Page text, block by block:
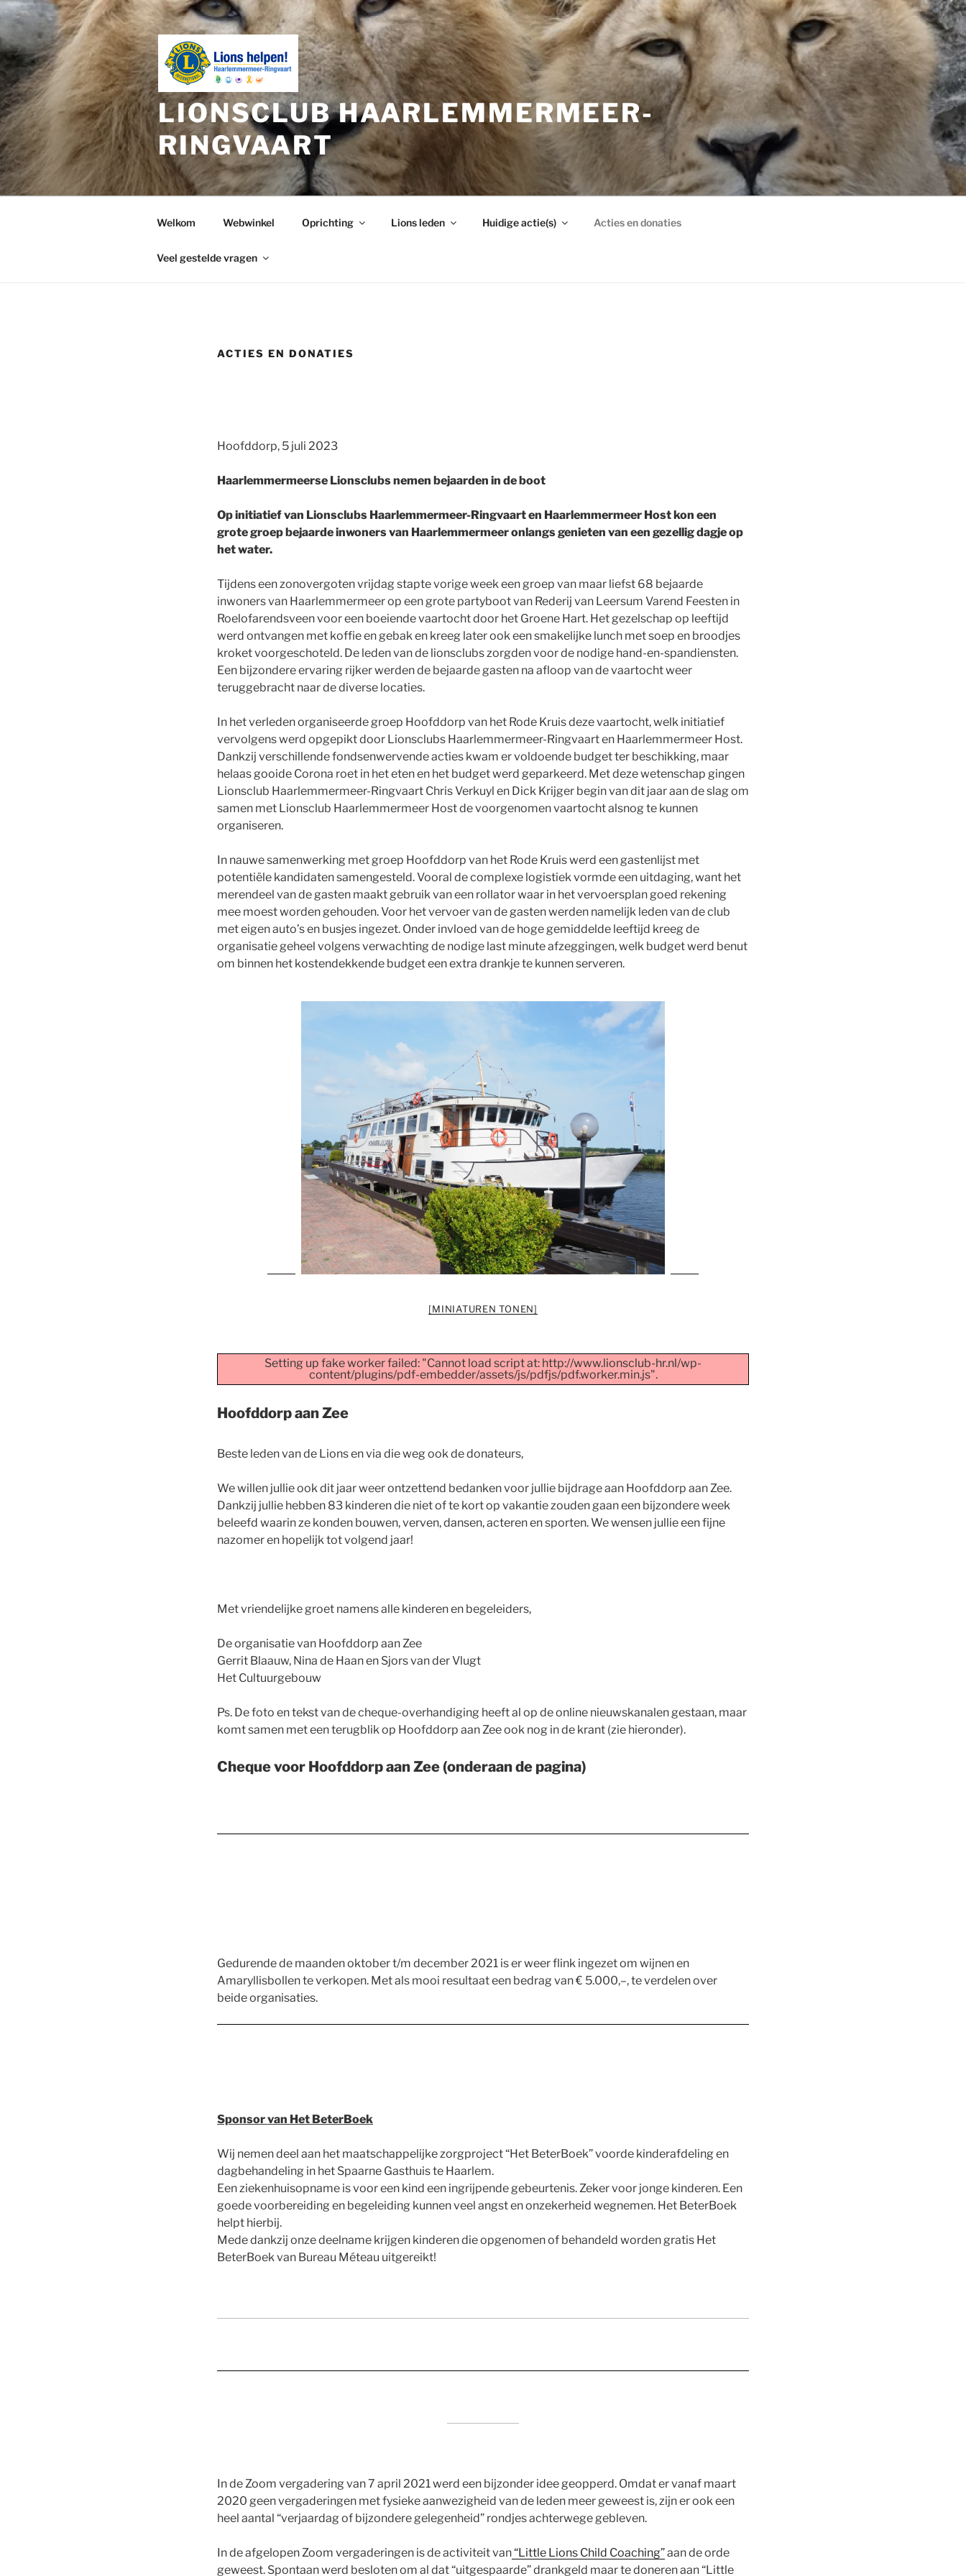
Ga
naar
de
inhoud
LIONSCLUB HAARLEMMERMEER-
RINGVAART
Welkom Webwinkel Oprichting Lions leden Huidige actie(s) Acties en donaties
Veel gestelde vragen
ACTIES EN DONATIES
Hoofddorp, 5 juli 2023
Haarlemmermeerse Lionsclubs nemen bejaarden in de boot
Op initiatief van Lionsclubs Haarlemmermeer-Ringvaart en Haarlemmermeer Host kon een
grote groep bejaarde inwoners van Haarlemmermeer onlangs genieten van een gezellig dagje op
het water.
Tijdens een zonovergoten vrijdag stapte vorige week een groep van maar liefst 68 bejaarde
inwoners van Haarlemmermeer op een grote partyboot van Rederij van Leersum Varend Feesten in
Roelofarendsveen voor een boeiende vaartocht door het Groene Hart. Het gezelschap op leeftijd
werd ontvangen met koffie en gebak en kreeg later ook een smakelijke lunch met soep en broodjes
kroket voorgeschoteld. De leden van de lionsclubs zorgden voor de nodige hand-en-spandiensten.
Een bijzondere ervaring rijker werden de bejaarde gasten na afloop van de vaartocht weer
teruggebracht naar de diverse locaties.
In het verleden organiseerde groep Hoofddorp van het Rode Kruis deze vaartocht, welk initiatief
vervolgens werd opgepikt door Lionsclubs Haarlemmermeer-Ringvaart en Haarlemmermeer Host.
Dankzij verschillende fondsenwervende acties kwam er voldoende budget ter beschikking, maar
helaas gooide Corona roet in het eten en het budget werd geparkeerd. Met deze wetenschap gingen
Lionsclub Haarlemmermeer-Ringvaart Chris Verkuyl en Dick Krijger begin van dit jaar aan de slag om
samen met Lionsclub Haarlemmermeer Host de voorgenomen vaartocht alsnog te kunnen
organiseren.
In nauwe samenwerking met groep Hoofddorp van het Rode Kruis werd een gastenlijst met
potentiële kandidaten samengesteld. Vooral de complexe logistiek vormde een uitdaging, want het
merendeel van de gasten maakt gebruik van een rollator waar in het vervoersplan goed rekening
mee moest worden gehouden. Voor het vervoer van de gasten werden namelijk leden van de club
met eigen auto’s en busjes ingezet. Onder invloed van de hoge gemiddelde leeftijd kreeg de
organisatie geheel volgens verwachting de nodige last minute afzeggingen, welk budget werd benut
om binnen het kostendekkende budget een extra drankje te kunnen serveren.
[MINIATUREN TONEN]
Setting up fake worker failed: "Cannot load script at: http://www.lionsclub-hr.nl/wp-
content/plugins/pdf-embedder/assets/js/pdfjs/pdf.worker.min.js".
Hoofddorp aan Zee
Beste leden van de Lions en via die weg ook de donateurs,
We willen jullie ook dit jaar weer ontzettend bedanken voor jullie bijdrage aan Hoofddorp aan Zee.
Dankzij jullie hebben 83 kinderen die niet of te kort op vakantie zouden gaan een bijzondere week
beleefd waarin ze konden bouwen, verven, dansen, acteren en sporten. We wensen jullie een fijne
nazomer en hopelijk tot volgend jaar!
Met vriendelijke groet namens alle kinderen en begeleiders,
De organisatie van Hoofddorp aan Zee
Gerrit Blaauw, Nina de Haan en Sjors van der Vlugt
Het Cultuurgebouw
Ps. De foto en tekst van de cheque-overhandiging heeft al op de online nieuwskanalen gestaan, maar
komt samen met een terugblik op Hoofddorp aan Zee ook nog in de krant (zie hieronder).
Cheque voor Hoofddorp aan Zee (onderaan de pagina)
Gedurende de maanden oktober t/m december 2021 is er weer flink ingezet om wijnen en
Amaryllisbollen te verkopen. Met als mooi resultaat een bedrag van € 5.000,–, te verdelen over
beide organisaties.
Sponsor van Het BeterBoek
Wij nemen deel aan het maatschappelijke zorgproject “Het BeterBoek” voorde kinderafdeling en
dagbehandeling in het Spaarne Gasthuis te Haarlem.
Een ziekenhuisopname is voor een kind een ingrijpende gebeurtenis. Zeker voor jonge kinderen. Een
goede voorbereiding en begeleiding kunnen veel angst en onzekerheid wegnemen. Het BeterBoek
helpt hierbij.
Mede dankzij onze deelname krijgen kinderen die opgenomen of behandeld worden gratis Het
BeterBoek van Bureau Méteau uitgereikt!
In de Zoom vergadering van 7 april 2021 werd een bijzonder idee geopperd. Omdat er vanaf maart
2020 geen vergaderingen met fysieke aanwezigheid van de leden meer geweest is, zijn er ook een
heel aantal “verjaardag of bijzondere gelegenheid” rondjes achterwege gebleven.
In de afgelopen Zoom vergaderingen is de activiteit van“Little Lions Child Coaching”aan de orde
geweest. Spontaan werd besloten om al dat “uitgespaarde” drankgeld maar te doneren aan “Little